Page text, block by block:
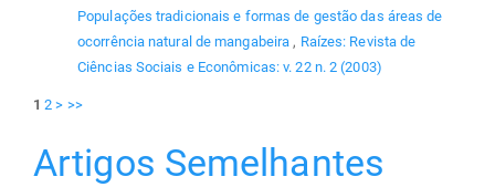
Populações tradicionais e formas de gestão das áreas de
ocorrência natural de mangabeira , Raízes: Revista de
Ciências Sociais e Econômicas: v. 22 n. 2 (2003)
1 2 > >>
Artigos Semelhantes